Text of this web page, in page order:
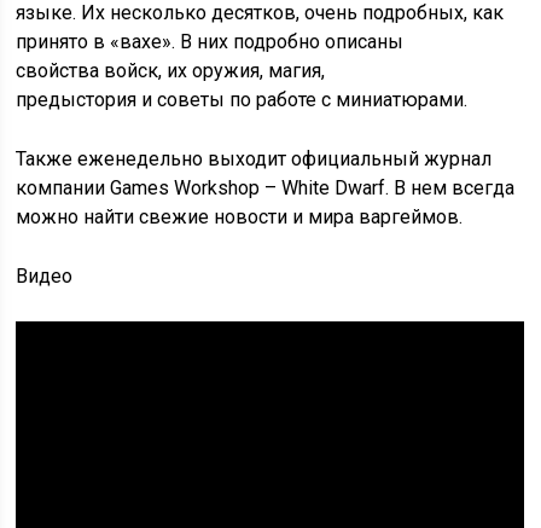
языке. Их несколько десятков, очень подробных, как
принято в «вахе». В них подробно описаны
свойства войск, их оружия, магия,
предыстория и советы по работе с миниатюрами.
Также еженедельно выходит официальный журнал
компании Games Workshop – White Dwarf. В нем всегда
можно найти свежие новости и мира варгеймов.
Видео